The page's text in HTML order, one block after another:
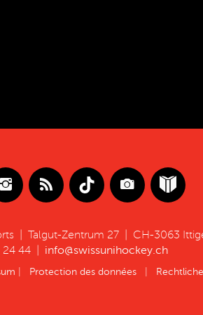
| Talgut-Zentrum 27 | CH-3063
24 44 | info@swissunihockey.ch
Protection des données